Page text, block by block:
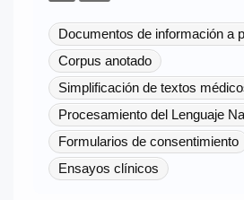
Documentos de información a
Corpus anotado
Simplificación de textos
Procesamiento del Lenguaje
Formularios de consentimiento
Ensayos clínicos